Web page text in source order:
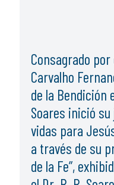
Consagrado
Carvalho
de la Bendición
Soares inició
vidas para
a través de su
de la Fe”,